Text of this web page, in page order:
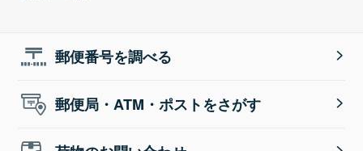
郵便番号を調べる
郵便局・ATM・ポストをさがす